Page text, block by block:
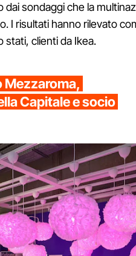
sondaggi che la
I risultati hanno rilevato
stati, clienti da Ikea.
Mezzaroma,
Capitale e socio